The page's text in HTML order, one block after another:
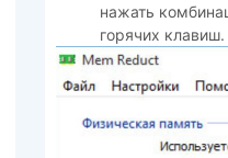
нажать
горячих клавиш.